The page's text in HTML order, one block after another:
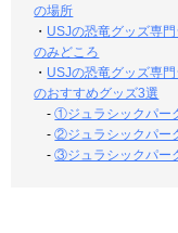
の場所
・ USJの恐竜グッズ専
のみどころ
・ USJの恐竜グッズ専
のおすすめグッズ3選
-①ジュラシックパー
-②ジュラシックパー
-③ジュラシックパー